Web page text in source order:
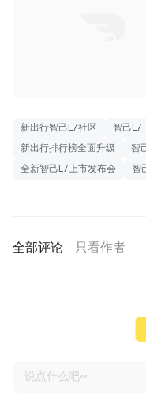
新出行智己L7社区 智己L7
新出行排行榜全面升级
智
全新智己L7上市发布会
智
全部评论 只看作者
说点什么吧~